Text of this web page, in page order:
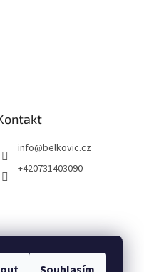
info@belkovic.cz
+420731403090